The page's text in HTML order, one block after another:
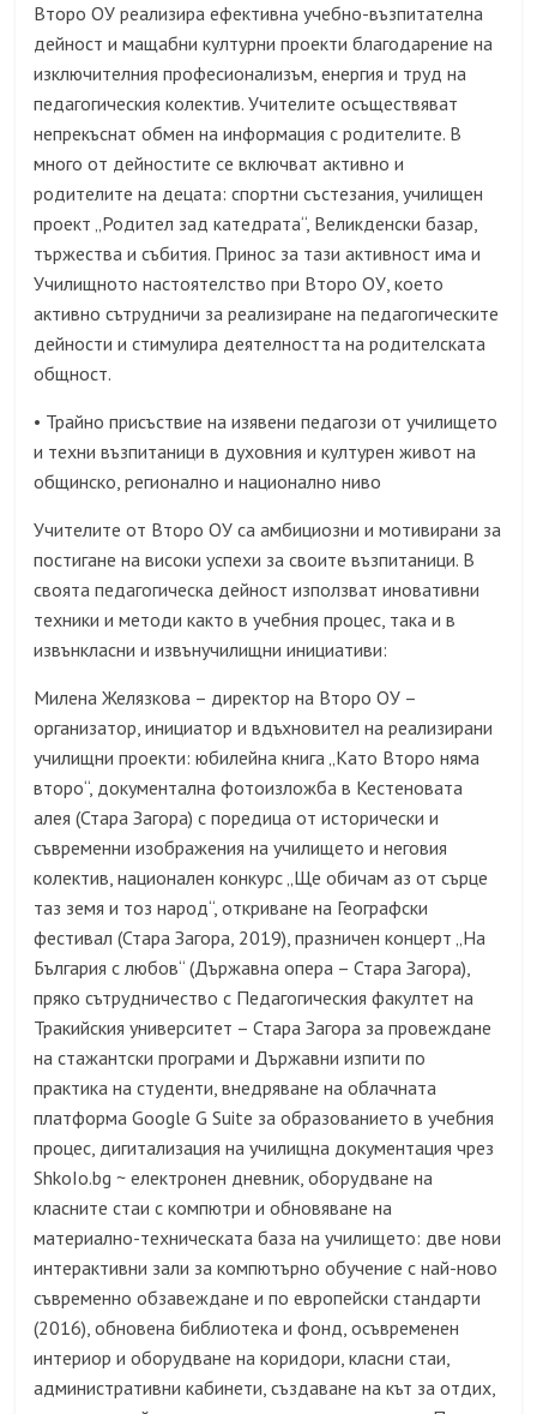
Второ ОУ реализира ефективна учебно-възпитателна
дейност и мащабни културни проекти благодарение на
изключителния професионализъм, енергия и труд на
педагогическия колектив. Учителите осъществяват
непрекъснат обмен на информация с родителите. В
много от дейностите се включват активно и
родителите на децата: спортни състезания, училищен
проект „Родител зад катедрата“, Великденски базар,
тържества и събития. Принос за тази активност има и
Училищното настоятелство при Второ ОУ, което
активно сътрудничи за реализиране на педагогическите
дейности и стимулира деятелността на родителската
общност.
• Трайно присъствие на изявени педагози от училището
и техни възпитаници в духовния и културен живот на
общинско, регионално и национално ниво
Учителите от Второ ОУ са амбициозни и мотивирани за
постигане на високи успехи за своите възпитаници. В
своята педагогическа дейност използват иновативни
техники и методи както в учебния процес, така и в
извънкласни и извънучилищни инициативи:
Милена Желязкова – директор на Второ ОУ –
организатор, инициатор и вдъхновител на реализирани
училищни проекти: юбилейна книга „Като Второ няма
второ“, документална фотоизложба в Кестеновата
алея (Стара Загора) с поредица от исторически и
съвременни изображения на училището и неговия
колектив, национален конкурс „Ще обичам аз от сърце
таз земя и тоз народ“, откриване на Географски
фестивал (Стара Загора, 2019), празничен концерт „На
България с любов“ (Държавна опера – Стара Загора),
пряко сътрудничество с Педагогическия факултет на
Тракийския университет – Стара Загора за провеждане
на стажантски програми и Държавни изпити по
практика на студенти, внедряване на облачната
платформа Google G Suite за образованието в учебния
процес, дигитализация на училищна документация чрез
ShkoIo.bg ~ електронен дневник, оборудване на
класните стаи с компютри и обновяване на
материално-техническата база на училището: две нови
интерактивни зали за компютърно обучение с най-ново
съвременно обзавеждане и по европейски стандарти
(2016), обновена библиотека и фонд, осъвременен
интериор и оборудване на коридори, класни стаи,
административни кабинети, създаване на кът за отдих,